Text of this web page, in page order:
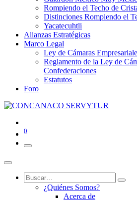
Rompiendo el Techo de
Distinciones Rompiendo el
Yacatecuhtli
Alianzas Estratégicas
Marco Legal
Ley de Cámaras
Reglamento de la Ley de
Confederaciones
Estatutos
Foro
0
¿Quiénes Somos?
Acerca de